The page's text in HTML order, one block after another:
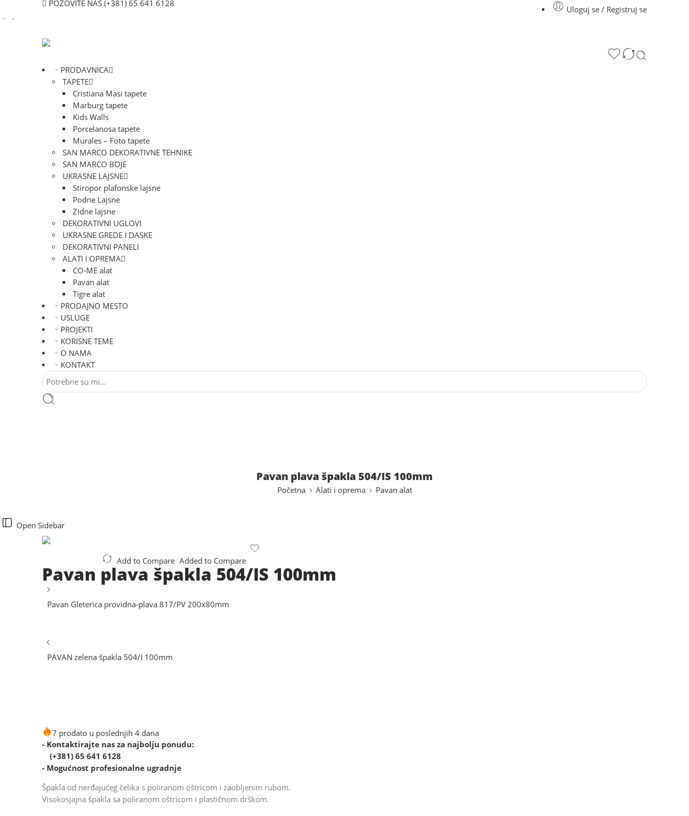
POZOVITE NAS (+381) 65 641 6128
Uloguj se / Registruj se
PRODAVNICA
TAPETE
Cristiana Masi tapete
Marburg tapete
Kids Walls
Porcelanosa tapete
Murales – Foto tapete
SAN MARCO DEKORATIVNE TEHNIKE
SAN MARCO BOJE
UKRASNE LAJSNE
Stiropor plafonske lajsne
Podne Lajsne
Zidne lajsne
DEKORATIVNI UGLOVI
UKRASNE GREDE I DASKE
DEKORATIVNI PANELI
ALATI I OPREMA
CO-ME alat
Pavan alat
Tigre alat
PRODAJNO MESTO
USLUGE
PROJEKTI
KORISNE TEME
O NAMA
KONTAKT
Pavan plava špakla 504/IS 100mm
Početna Alati i oprema Pavan alat
Open Sidebar
Add to Compare Added to Compare
Pavan plava špakla 504/IS 100mm
Pavan Gleterica providna-plava 817/PV 200x80mm
PAVAN zelena špakla 504/I 100mm
7 prodato u poslednjih 4 dana
- Kontaktirajte nas za najbolju ponudu:
(+381) 65 641 6128
- Mogućnost profesionalne ugradnje
Špakla od nerđajućeg čelika s poliranom oštricom i zaobljenim rubom.
Visokosjajna špakla sa poliranom oštricom i plastičnom drškom.